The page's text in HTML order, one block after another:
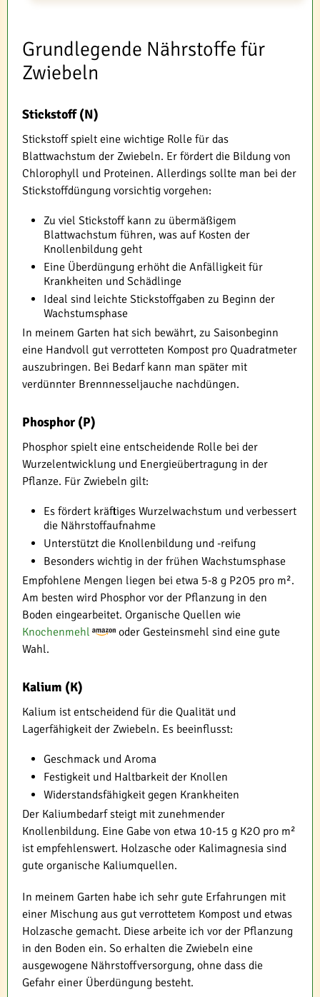
Grundlegende Nährstoffe für
Zwiebeln
Stickstoff (N)
Stickstoff spielt eine wichtige Rolle für das
Blattwachstum der Zwiebeln. Er fördert die Bildung von
Chlorophyll und Proteinen. Allerdings sollte man bei der
Stickstoffdüngung vorsichtig vorgehen:
Zu viel Stickstoff kann zu übermäßigem
Blattwachstum führen, was auf Kosten der
Knollenbildung geht
Eine Überdüngung erhöht die Anfälligkeit für
Krankheiten und Schädlinge
Ideal sind leichte Stickstoffgaben zu Beginn der
Wachstumsphase
In meinem Garten hat sich bewährt, zu Saisonbeginn
eine Handvoll gut verrotteten Kompost pro Quadratmeter
auszubringen. Bei Bedarf kann man später mit
verdünnter Brennnesseljauche nachdüngen.
Phosphor (P)
Phosphor spielt eine entscheidende Rolle bei der
Wurzelentwicklung und Energieübertragung in der
Pflanze. Für Zwiebeln gilt:
Es fördert kräftiges Wurzelwachstum und verbessert
die Nährstoffaufnahme
Unterstützt die Knollenbildung und -reifung
Besonders wichtig in der frühen Wachstumsphase
Empfohlene Mengen liegen bei etwa 5-8 g P2O5 pro m².
Am besten wird Phosphor vor der Pflanzung in den
Boden eingearbeitet. Organische Quellen wie
Knochenmehl
oder Gesteinsmehl sind eine gute
Wahl.
Kalium (K)
Kalium ist entscheidend für die Qualität und
Lagerfähigkeit der Zwiebeln. Es beeinflusst:
Geschmack und Aroma
Festigkeit und Haltbarkeit der Knollen
Widerstandsfähigkeit gegen Krankheiten
Der Kaliumbedarf steigt mit zunehmender
Knollenbildung. Eine Gabe von etwa 10-15 g K2O pro m²
ist empfehlenswert. Holzasche oder Kalimagnesia sind
gute organische Kaliumquellen.
In meinem Garten habe ich sehr gute Erfahrungen mit
einer Mischung aus gut verrottetem Kompost und etwas
Holzasche gemacht. Diese arbeite ich vor der Pflanzung
in den Boden ein. So erhalten die Zwiebeln eine
ausgewogene Nährstoffversorgung, ohne dass die
Gefahr einer Überdüngung besteht.